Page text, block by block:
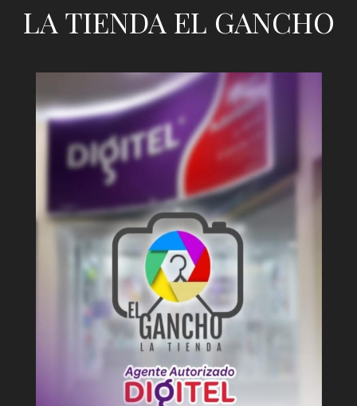
LA TIENDA EL GANCHO